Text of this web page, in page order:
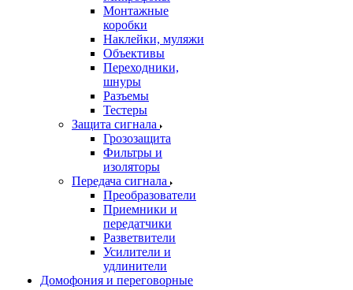
Монтажные
коробки
Наклейки, муляжи
Объективы
Переходники,
шнуры
Разъемы
Тестеры
Защита сигнала
Грозозащита
Фильтры и
изоляторы
Передача сигнала
Преобразователи
Приемники и
передатчики
Разветвители
Усилители и
удлинители
Домофония и переговорные